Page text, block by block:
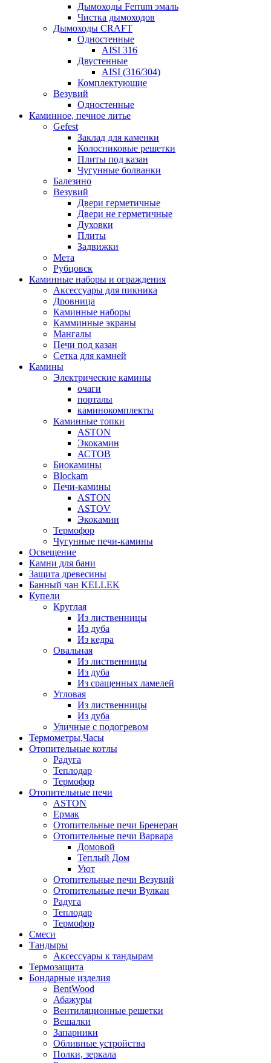
Дымоходы Ferrum эмаль
Чистка дымоходов
Дымоходы CRAFT
Одностенные
AISI 316
Двустенные
AISI (316/304)
Комплектующие
Везувий
Одностенные
Каминное, печное литье
Gefest
Заклад для каменки
Колосниковые решетки
Плиты под казан
Чугунные болванки
Балезино
Везувий
Двери герметичные
Двери не герметичные
Духовки
Плиты
Задвижки
Мета
Рубцовск
Каминные наборы и ограждения
Аксессуары для пикника
Дровница
Каминные наборы
Камминные экраны
Мангалы
Печи под казан
Сетка для камней
Камины
Электрические камины
очаги
порталы
каминокомплекты
Каминные топки
ASTON
Экокамин
АСТОВ
Биокамины
Blockam
Печи-камины
ASTON
АSTOV
Экокамин
Термофор
Чугунные печи-камины
Освещение
Камни для бани
Защита древесины
Банный чан KELLEK
Купели
Круглая
Из лиственницы
Из дуба
Из кедра
Овальная
Из лиственницы
Из дуба
Из сращенных ламелей
Угловая
Из лиственницы
Из дуба
Уличные с подогревом
Термометры,Часы
Отопительные котлы
Радуга
Теплодар
Термофор
Отопительные печи
ASTON
Ермак
Отопительные печи Бренеран
Отопительные печи Варвара
Домовой
Теплый Дом
Уют
Отопительные печи Везувий
Отопительные печи Вулкан
Радуга
Теплодар
Термофор
Смеси
Тандыры
Аксессуары к тандырам
Термозащита
Бондарные изделия
BentWood
Абажуры
Вентиляционные решетки
Вешалки
Запарники
Обливные устройства
Полки, зеркала